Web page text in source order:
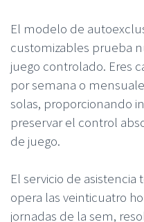
El modelo de
customizables prueba
juego controlado. Eres
por semana o
solas, proporcionando
preservar el control
de juego.
El servicio de
opera las veinticuatro
jornadas de la sem,